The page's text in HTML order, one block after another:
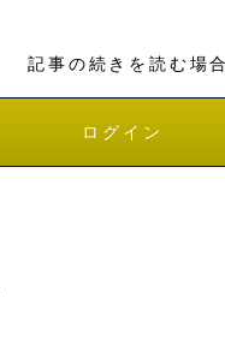
記事の続きを読む場
ログイン